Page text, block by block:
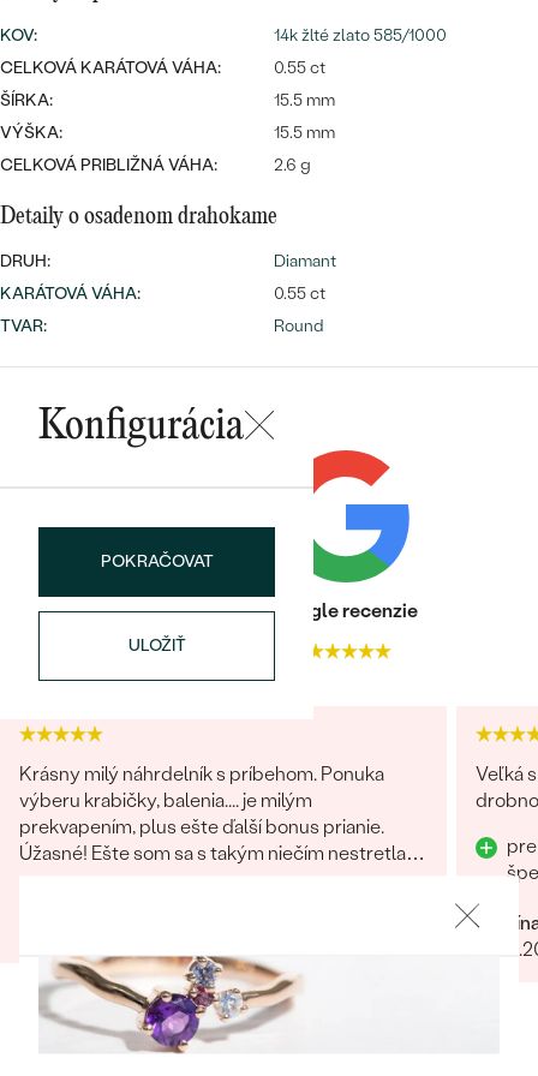
Najpredávanejšie
svadobné
DRAHOKAM
PODĽA MATERIÁLU
STRIEBRO
OBJAVIŤ
S LAB GROWN DIAMANTMI
S PERLAMI
PERSONALIZOVANÉ
MINIMALISTICKÉ
PODĽA FARBY
PODĽA TVARU DRAHOKAMU
NA MIERU
Najpredávanejšie
náušnice
LUXUSNÉ
Personalizované
prívesky
OBJAVIŤ
LUXUSNÉ
Najpredávanejšie
prstene
KOV:
14k žlté zlato 585/1000
CELKOVÁ KARÁTOVÁ VÁHA:
0.55 ct
ŠÍRKA:
15.5 mm
VÝŠKA:
15.5 mm
CELKOVÁ PRIBLIŽNÁ VÁHA:
2.6 g
Detaily o osadenom drahokame
DRUH:
Diamant
KARÁTOVÁ VÁHA:
0.55 ct
TVAR: Round
Konfigurácia
POKRAČOVAT
ULOŽIŤ
Heuréka recenzie
4.9
Google recenzie
Krásny milý náhrdelník s príbehom. Ponuka
výberu krabičky, balenia.... je milým
prekvapením, plus ešte ďalší bonus prianie.
Úžasné! Ešte som sa s takým niečím nestretla...
Veľká